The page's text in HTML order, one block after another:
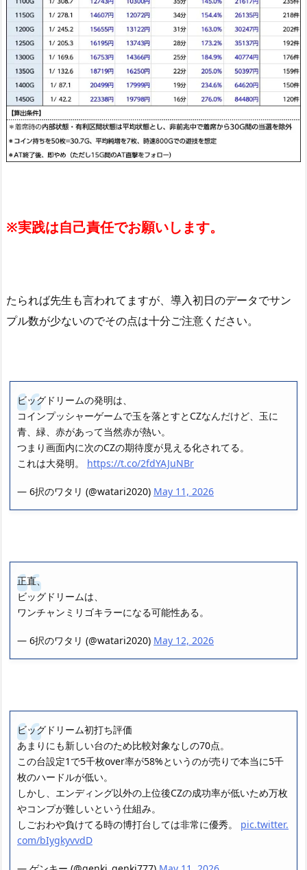
※実践は自己責任でお願いします。
たられば先生も言われてますが、導入初日のデータでサン
プル数が少ないのでその点は十分ご注意ください。
ビッグドリームの発明は、
コインプッシャーゲームで玉を落とすとCZなんだけど、玉に
青、緑、赤があって当然赤が熱い。
つまり画面内に次のCZの期待度が見える化されてる。
これは大発明。 https://t.co/2fdYAJuNBr
— 6択のワタリ (@watari2020) May 11, 2026
正直、
ビッグドリームは、
ワンチャンミリゴキラーになる可能性ある。
— 6択のワタリ (@watari2020) May 12, 2026
ビッグドリーム初打ち評価
あまりにも新しい台のため比較対象なしの70点。
この台設定1で5千枚over率が58%というのが売りで本当に5千
枚のハードルが低い。
しかし、エンディング以外の上位後CZの成功率が低いため万枚
やコンプが難しいという仕組み。
しごおわや負けてる時の博打台しては非常に優秀。 pic.twitter.
com/bIygkyvvdD